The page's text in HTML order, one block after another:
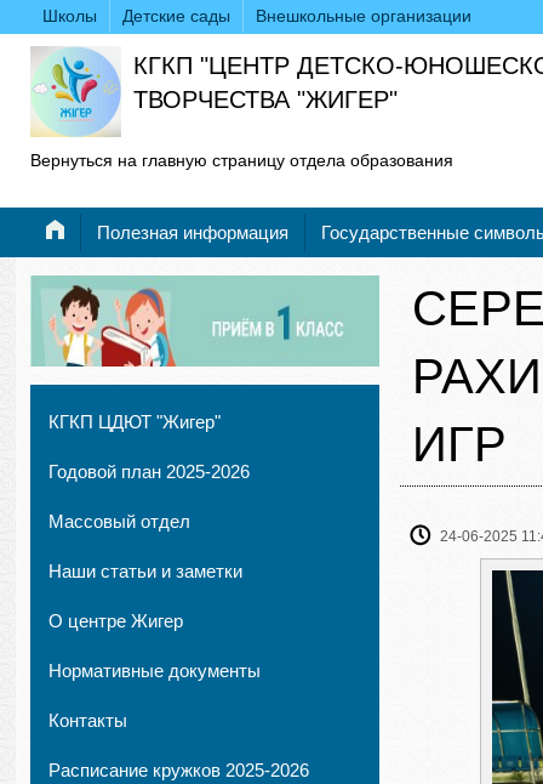
Школы Детские сады Внешкольные организации
КГКП "ЦЕНТР ДЕТСКО-
ТВОРЧЕСТВА "ЖИГЕР"
Вернуться на главную страницу отдела образования
Полезная информация Государственные
КГКП ЦДЮТ "Жигер"
Годовой план 2025-2026
Массовый отдел
Наши статьи и заметки
О центре Жигер
Нормативные документы
Контакты
Расписание кружков 2025-2026
ИГР
24-06-2025